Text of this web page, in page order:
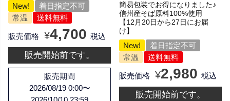
New!
着日指定不可
常温
送料無料
販売価格 ¥4,700 税込
販売開始前です。
販売期間
2026/08/19 0:00〜
簡易包装でお得になりました♪
信州産そば原料100%使用
【12月20日から27日にお届
け】
New!
着日指定不可
常温
送料無料
販売価格 ¥2,980 税込
販売開始前です。